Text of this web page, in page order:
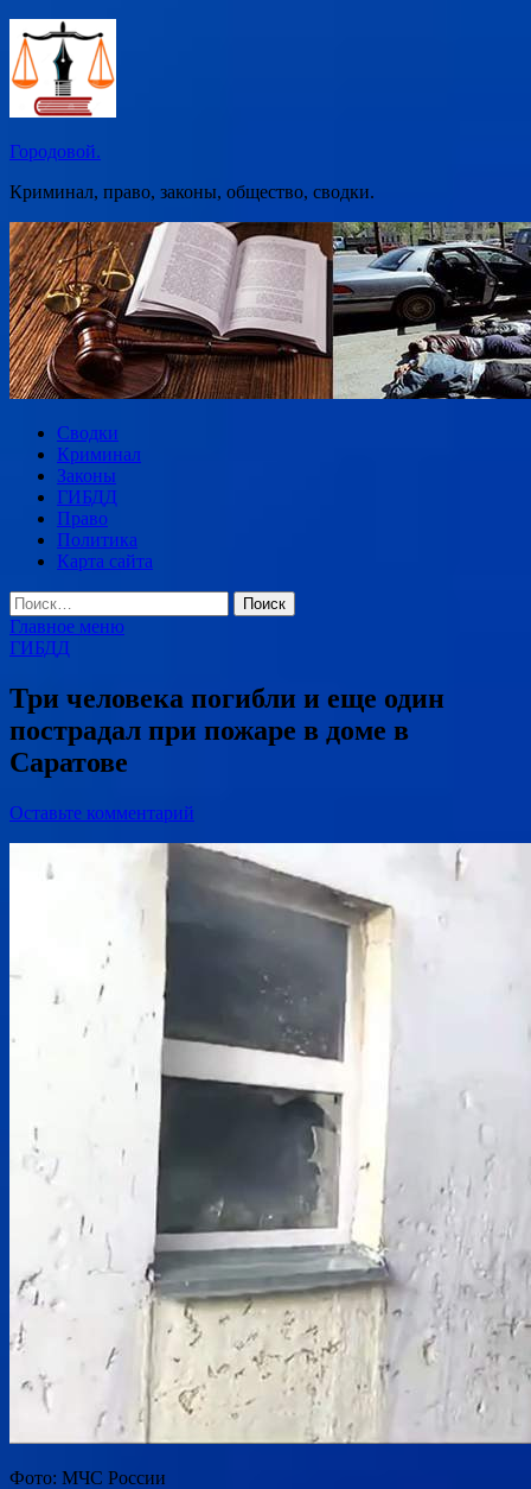
Перейти
содержимому
Городовой.
Криминал, право, законы, общество, сводки.
Сводки
Криминал
Законы
ГИБДД
Право
Политика
Карта сайта
Найти:
Главное меню
ГИБДД
Три человека погибли и еще один
пострадал при пожаре в доме в
Саратове
Оставьте комментарий
Фото: МЧС России